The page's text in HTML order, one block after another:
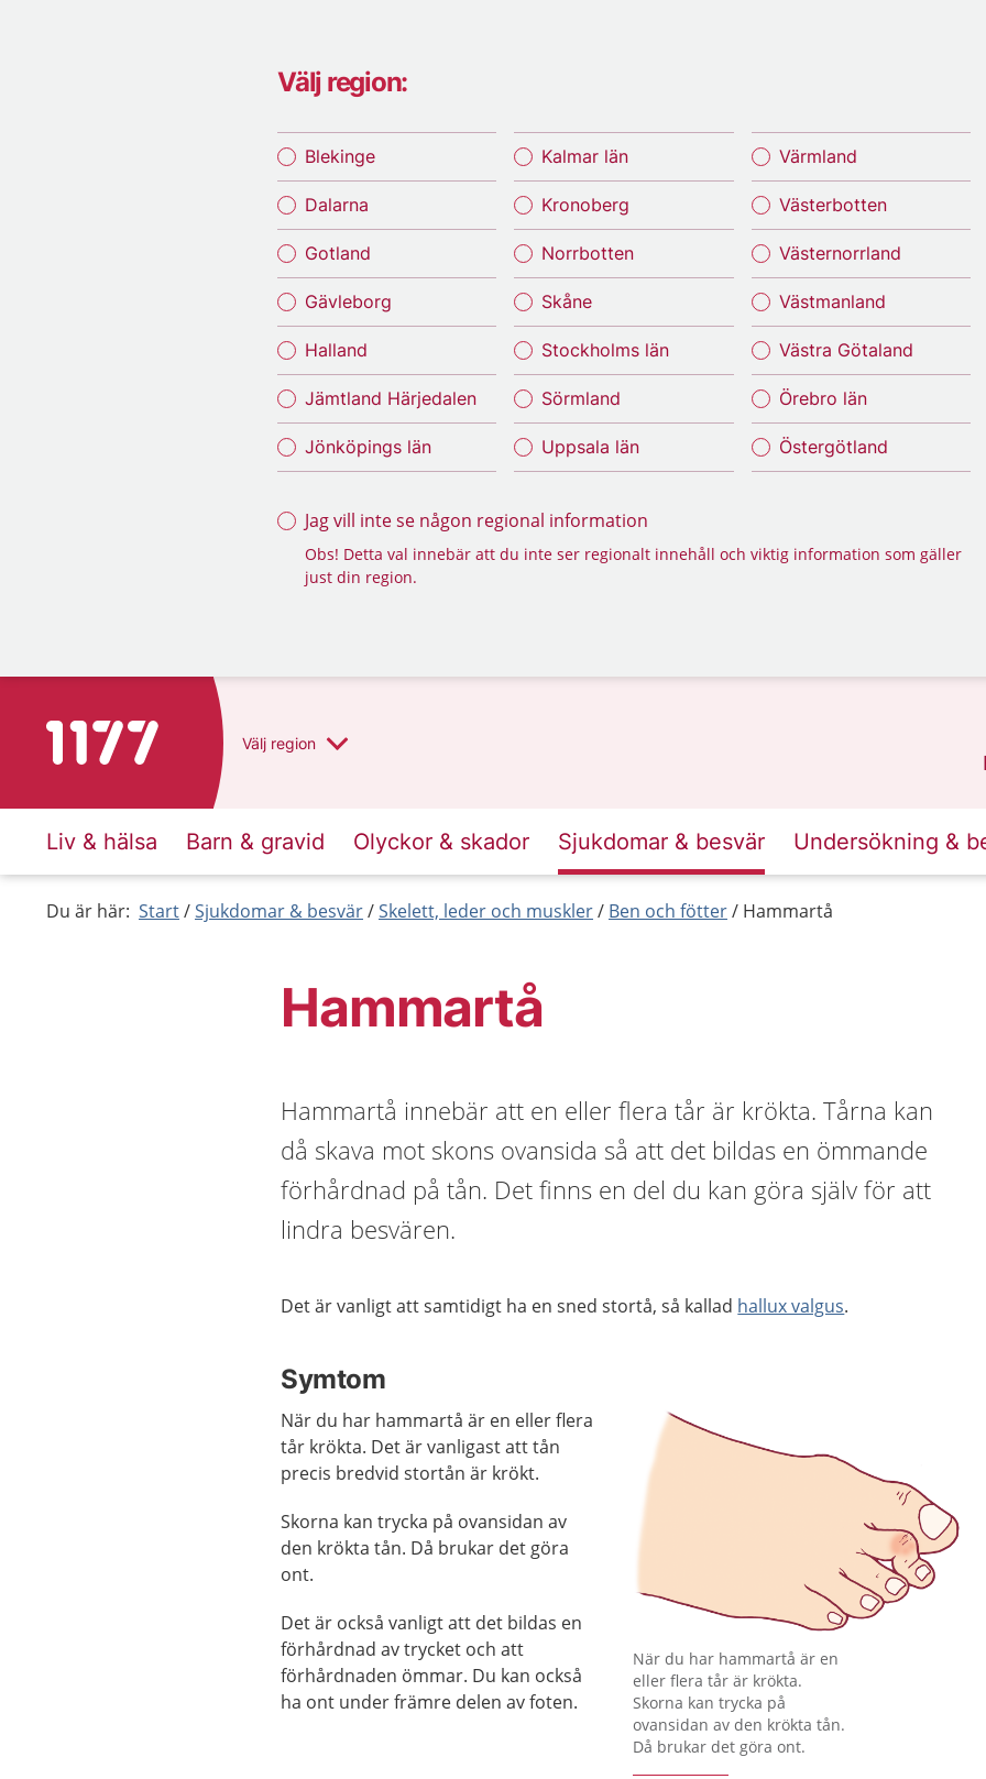
Välj region:
Blekinge
Dalarna
Gotland
Gävleborg
Halland
Jämtland Härjedalen
Jönköpings län
Kalmar län
Kronoberg
Norrbotten
Skåne
Stockholms län
Sörmland
Uppsala län
Värmland
Västerbotten
Västernorrland
Västmanland
Västra Götaland
Örebro län
Östergötland
Jag vill inte se någon regional information
Obs! Detta val innebär att du inte ser regionalt innehåll och viktig information som gäller
just din region.
Till startsidan för 1177 Välj region
Liv & hälsa Barn & gravid Olyckor & skador Sjukdomar & besvär Undersökning &
Du är här: Start Sjukdomar & besvär Skelett, leder och muskler Ben och fötter Hammartå
Hammartå
Hammartå innebär att en eller flera tår är krökta. Tårna kan
då skava mot skons ovansida så att det bildas en ömmande
förhårdnad på tån. Det finns en del du kan göra själv för att
lindra besvären.
Det är vanligt att samtidigt ha en sned stortå, så kallad hallux valgus.
Symtom
När du har hammartå är en
eller flera tår är krökta.
Skorna kan trycka på
ovansidan av den krökta tån.
Då brukar det göra ont.
När du har hammartå är en eller flera
tår krökta. Det är vanligast att tån
precis bredvid stortån är krökt.
Skorna kan trycka på ovansidan av
den krökta tån. Då brukar det göra
ont.
Det är också vanligt att det bildas en
förhårdnad av trycket och att
förhårdnaden ömmar. Du kan också
ha ont under främre delen av foten.